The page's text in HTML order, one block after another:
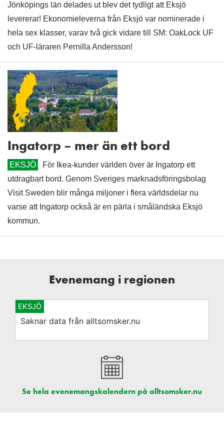
Jönköpings län delades ut blev det tydligt att Eksjö
levererar! Ekonomieleverna från Eksjö var nominerade i
hela sex klasser, varav två gick vidare till SM: OakLock UF
och UF-läraren Pernilla Andersson!
Ingatorp – mer än ett bord
EKSJÖ
För Ikea-kunder världen över är Ingatorp ett
utdragbart bord. Genom Sveriges marknadsföringsbolag
Visit Sweden blir många miljoner i flera världsdelar nu
varse att Ingatorp också är en pärla i småländska Eksjö
kommun.
Evenemang i regionen
EKSJÖ
Saknar data från alltsomsker.nu
Se hela evenemangskalendern på alltsomsker.nu